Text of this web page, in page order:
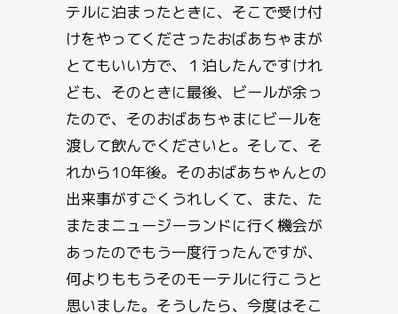
テルに泊まったときに、そこで受け付
けをやってくださったおばあちゃまが
とてもいい方で、１泊したんですけれ
ども、そのときに最後、ビールが余っ
たので、そのおばあちゃまにビールを
渡して飲んでくださいと。そして、そ
れから10年後。そのおばあちゃんとの
出来事がすごくうれしくて、また、た
またまニュージーランドに行く機会が
あったのでもう一度行ったんですが、
何よりももうそのモーテルに行こうと
思いました。そうしたら、今度はそこ